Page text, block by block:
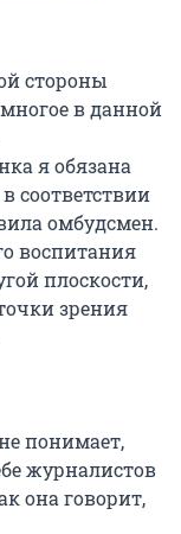
стороны
в данной
я обязана
соответствии
омбудсмен.
воспитания
плоскости,
зрения
понимает,
журналистов
она говорит,